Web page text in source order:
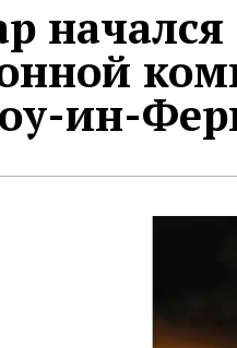
начался
ин-